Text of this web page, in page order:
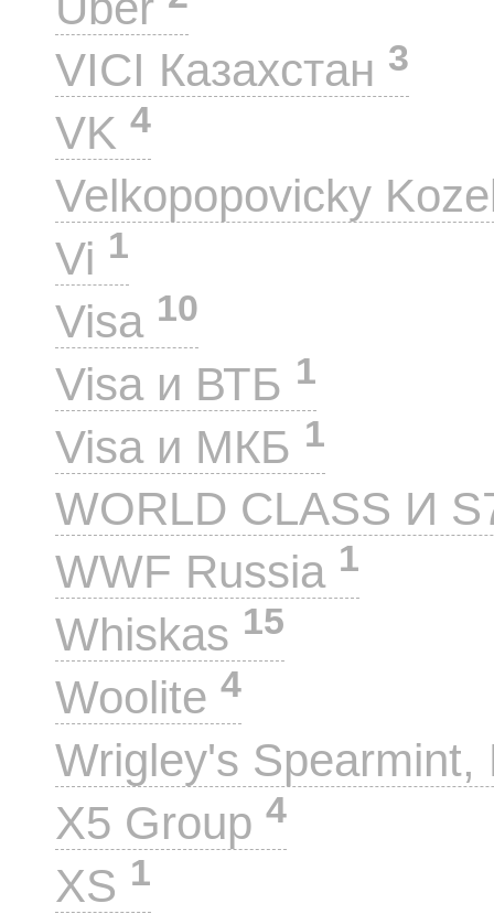
VICI Казахстан 3
VK 4
Velkopopovicky
Vi 1
Visa 10
Visa и ВТБ 1
Visa и МКБ 1
WORLD CLASS И
WWF Russia 1
Whiskas 15
Woolite 4
Wrigley's
X5 Group 4
XS 1